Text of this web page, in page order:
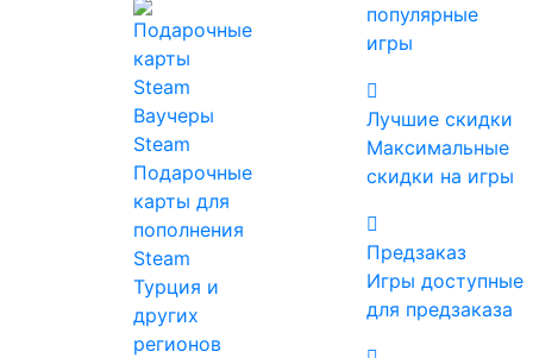
Ваучеры
Steam
Подарочные
карты для
пополнения
Steam
Турция и
других
регионов
популярные
игры
Лучшие скидки
Максимальные
скидки на игры
Предзаказ
Игры доступные
для предзаказа
от 403 ₽ до -54%
*Проверяйте регион активации после
перехода на страницу магазина.
Цены на игру
Видео и скриншоты
Об игре
Требования